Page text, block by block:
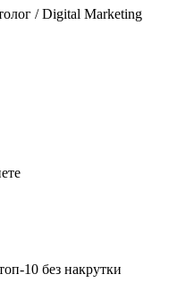
/ Digital Marketing
10 без накрутки